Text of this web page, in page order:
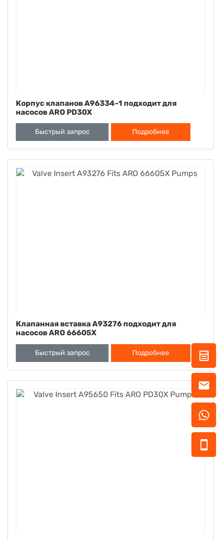
Корпус клапанов A96334-1 подходит для
насосов ARO PD30X
Быстрый запрос Подробнее
Клапанная вставка A93276 подходит для
насосов ARO 66605X
Быстрый запрос Подробнее